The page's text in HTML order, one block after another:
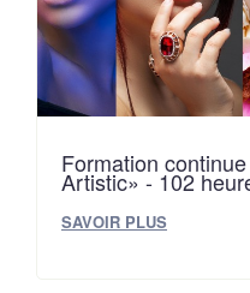
Formation
Artistic» - 102
SAVOIR PLUS